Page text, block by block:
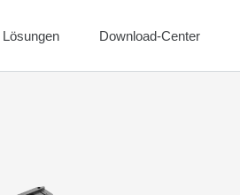
Lösungen Download-Center